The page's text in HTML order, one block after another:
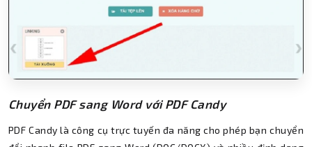
Chuyển PDF sang Word với PDF Candy
PDF Candy là công cụ trực tuyến đa năng cho phép bạn chuyển